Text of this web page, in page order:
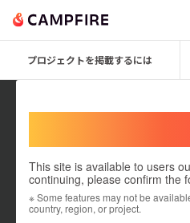
プロジェクトを掲載するには
This site is available to users
continuing, please confirm the
※ Some features may not be
country, region, or project.